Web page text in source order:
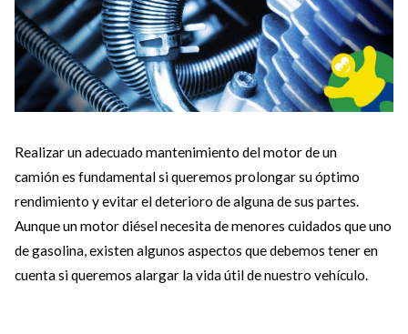
Realizar un adecuado mantenimiento del motor de un
camión es fundamental si queremos prolongar su óptimo
rendimiento y evitar el deterioro de alguna de sus partes.
Aunque un motor diésel necesita de menores cuidados que uno
de gasolina, existen algunos aspectos que debemos tener en
cuenta si queremos alargar la vida útil de nuestro vehículo.